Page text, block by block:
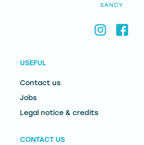
USEFUL
Contact us
Jobs
Legal notice & credits
CONTACT US